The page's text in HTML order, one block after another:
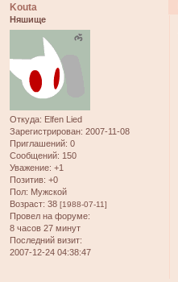
Kouta
Няшище
Откуда: Elfen Lied
Зарегистрирован: 2007-11-08
Приглашений: 0
Сообщений: 150
Уважение: +1
Позитив: +0
Пол: Мужской
Возраст: 38 [1988-07-11]
Провел на форуме:
8 часов 27 минут
Последний визит:
2007-12-24 04:38:47